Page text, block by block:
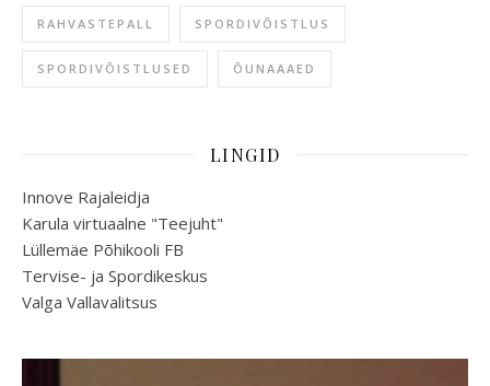
RAHVASTEPALL SPORDIVÕISTLUS
SPORDIVÕISTLUSED ÕUNAAAED
LINGID
Innove Rajaleidja
Karula virtuaalne "Teejuht"
Lüllemäe Põhikooli FB
Tervise- ja Spordikeskus
Valga Vallavalitsus